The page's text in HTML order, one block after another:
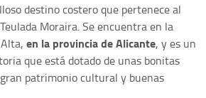
destino costero que pertenece al
Moraira. Se encuentra en la
en la provincia de Alicante, y es un
que está dotado de unas bonitas
patrimonio cultural y buenas